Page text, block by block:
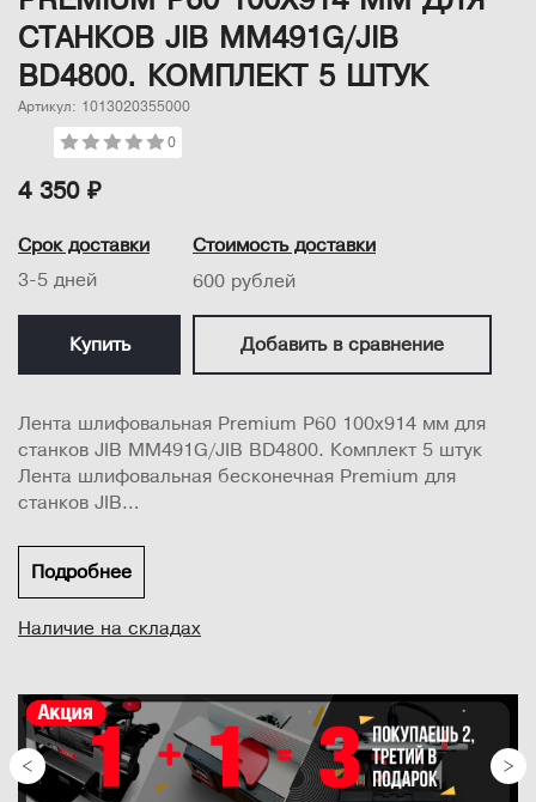
СТАНКОВ JIB MM491G/JIB
BD4800. КОМПЛЕКТ 5 ШТУК
Артикул: 1013020355000
0
4 350 ₽
Срок доставки
3-5 дней
Стоимость доставки
600 рублей
Купить Добавить в сравнение
Лента шлифовальная Premium P60 100х914 мм для
станков JIB MM491G/JIB BD4800. Комплект 5 штук
Лента шлифовальная бесконечная Premium для
станков JIB
Подробнее
Наличие на складах